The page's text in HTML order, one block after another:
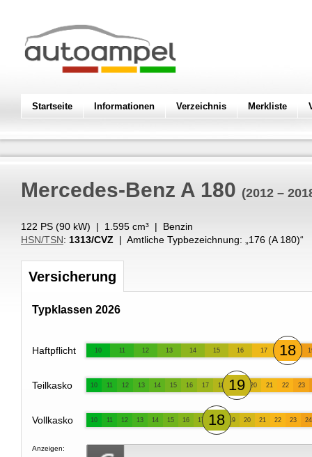
Startseite Informationen Verzeichnis Merkliste
Mercedes-Benz A 180 (2012 –
122 PS (90 kW) | 1.595 cm³ | Benzin
HSN/TSN: 1313/CVZ | Amtliche Typbezeichnung: „ 176 (A 180)“
Versicherung
Typklassen 2026
Haftpflicht 10 11 12 13 14 15 16 17 18
Teilkasko 10 11 12 13 14 15 16 17 18 19 20 21 22 23
Vollkasko 10 11 12 13 14 15 16 17 18 19 20 21 22 23 24
Anzeigen: